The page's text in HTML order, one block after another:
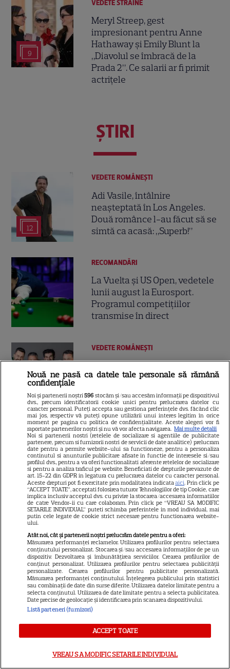
9
VEDETE STRĂINE
Meryl Streep, gest
impresionant pentru Anne
Hathaway și Emily Blunt la
„Diavolul se îmbracă de la
Prada 2”. Ce salarii ar fi primit
actrițele
ŞTIRI
12
VEDETE ROMÂNEŞTI
Adi Vasile, întâlnire
neașteptată în Los Angeles.
Două românce l-au făcut să se
simtă ca acasă: „Superb!”
RECOMANDĂRI
La Vuelta și US Open, vedetele
lunii august la Eurosport.
Programul competițiilor
transmise în direct
8
VEDETE ROMÂNEŞTI
Summer Well 2026. Unde îi pot
3
VEDETE ROMÂNEŞTI
Mona Nicolici, declarație de
dragoste pentru soțul ei, chef
Cezar Munteanu, la 53 de ani:
„Ești stâlpul, gluma, liniștea și
aventura mea”
12
Cabiria Morgenstern, imagini
rare alături de iubitul ei și fiul
lor. „Fotografii pe care le faci,
dar nu le postezi”
ȘTIRI
Ringier România își stabilește
direcția pentru viitor: o
structură de conducere
Nouă ne pasă ca datele tale personale să rămână
confidențiale
Noi și partenerii noștri596 stocăm și/sau accesăm informații pe dispozitivul
dvs., precum identificatorii cookie unici pentru prelucrarea datelor cu
caracter personal. Puteți accepta sau gestiona preferințele dvs. făcând clic
mai jos, respectiv vă puteți opune utilizării unui interes legitim în orice
moment pe pagina cu politica de confidențialitate. Aceste alegeri vor fi
raportate partenerilor noștri și nu vă vor afecta navigarea. Mai multe detalii
Noi si partenerii nostri (retelele de socializare si agentiile de publicitate
partenere, precum si furnizorii nostri de servicii de date analitice) prelucram
date pentru a permite website-ului sa functioneze, pentru a personaliza
continutul si anunturile publicitare afisate in functie de interesele si/sau
profilul dvs., pentru a va oferi functionalitati aferente retelelor de socializare
si pentru a analiza traficul pe website. Beneficiati de drepturile prevazute de
art. 15-22 din GDPR in legatura cu prelucrarea datelor cu caracter personal.
Aceste drepturi pot fi exercitate prin modalitatea indicataaici. Prin click pe
“ACCEPT TOATE”, acceptati folosirea tuturor Tehnologiilor de tip Cookie, care
implica inclusiv acceptul dvs. cu privire la stocarea/accesarea informatiilor
de catre Vendor-ii cu care colaboram. Prin click pe “VREAU SA MODIFIC
SETARILE INDIVIDUAL” puteti schimba preferintele in mod individual, mai
putin cele legate de cookie strict necesare pentru functionarea website-
ului.
Atât noi, cât și partenerii noștri prelucrăm datele pentru a oferi:
Măsurarea performanței reclamelor. Utilizarea profilurilor pentru selectarea
conținutului personalizat. Stocarea și/sau accesarea informațiilor de pe un
dispozitiv. Dezvoltarea și îmbunătățirea serviciilor. Crearea profilurilor de
conținut personalizat. Utilizarea profilurilor pentru selectarea publicității
personalizate. Crearea profilurilor pentru publicitate personalizată.
Măsurarea performanței conținutului. Înțelegerea publicului prin statistici
sau combinații de date din surse diferite. Utilizarea datelor limitate pentru a
selecta conținutul. Utilizarea de date limitate pentru a selecta publicitatea.
Date precise de geolocație și identificarea prin scanarea dispozitivului.
Listă parteneri (furnizori)
ACCEPT TOATE
VREAU SA MODIFIC SETARILE INDIVIDUAL